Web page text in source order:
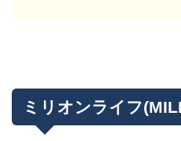
ミリオンライフ